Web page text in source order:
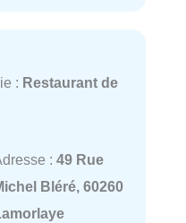
: Restaurant de
: 49 Rue
Bléré, 60260